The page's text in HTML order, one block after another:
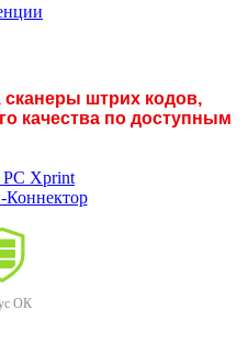
сканеры штрих кодов,
качества по доступным
ОК